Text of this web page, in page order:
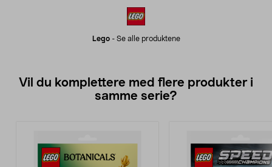
Lego- Se alle produktene
Vil du komplettere med flere produkter i
samme serie?